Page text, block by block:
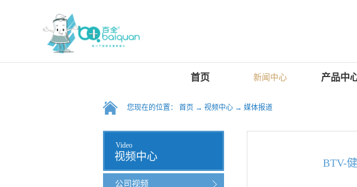
首页 新闻中心 产品中
您现在的位置： 首页 → 视频中心 → 媒体报道
视频中心
Video
公司视频
BTV-